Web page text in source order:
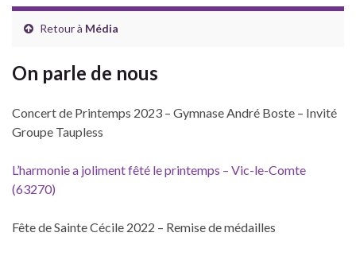
Retour à Média
On parle de nous
Concert de Printemps 2023 – Gymnase André Boste – Invité
Groupe Taupless
L’harmonie a joliment fêté le printemps – Vic-le-Comte
(63270)
Fête de Sainte Cécile 2022 – Remise de médailles